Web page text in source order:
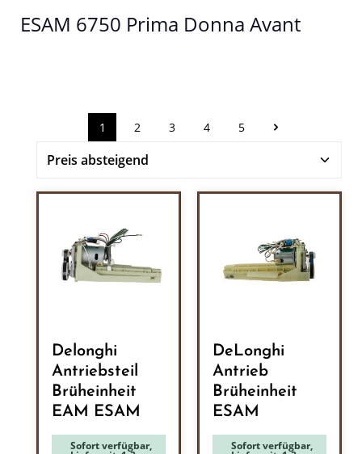
ESAM 6750 Prima Donna Avant
Seite
1 Seite
2 Seite
3 Seite
4 Seite
5
Delonghi
Antriebsteil
Brüheinheit
EAM ESAM
Sofort verfügbar,
DeLonghi
Antrieb
Brüheinheit
ESAM
Sofort verfügbar,